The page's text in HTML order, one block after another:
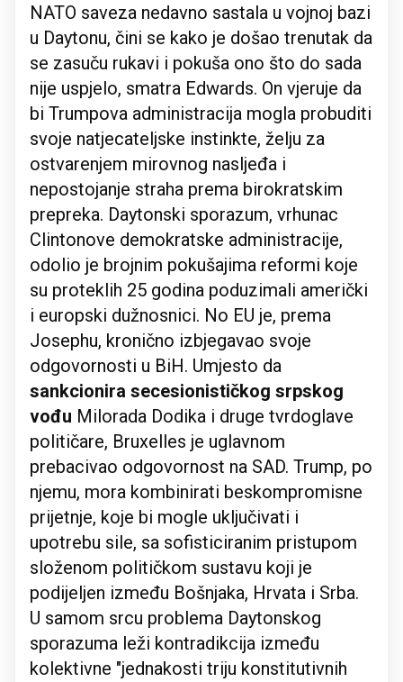
NATO saveza nedavno sastala u vojnoj bazi
u Daytonu, čini se kako je došao trenutak da
se zasuču rukavi i pokuša ono što do sada
nije uspjelo, smatra Edwards. On vjeruje da
bi Trumpova administracija mogla probuditi
svoje natjecateljske instinkte, želju za
ostvarenjem mirovnog nasljeđa i
nepostojanje straha prema birokratskim
prepreka. Daytonski sporazum, vrhunac
Clintonove demokratske administracije,
odolio je brojnim pokušajima reformi koje
su proteklih 25 godina poduzimali američki
i europski dužnosnici. No EU je, prema
Josephu, kronično izbjegavao svoje
odgovornosti u BiH. Umjesto da
sankcionira secesionističkog srpskog
vođu Milorada Dodika i druge tvrdoglave
političare, Bruxelles je uglavnom
prebacivao odgovornost na SAD. Trump, po
njemu, mora kombinirati beskompromisne
prijetnje, koje bi mogle uključivati i
upotrebu sile, sa sofisticiranim pristupom
složenom političkom sustavu koji je
podijeljen između Bošnjaka, Hrvata i Srba.
U samom srcu problema Daytonskog
sporazuma leži kontradikcija između
kolektivne "jednakosti triju konstitutivnih